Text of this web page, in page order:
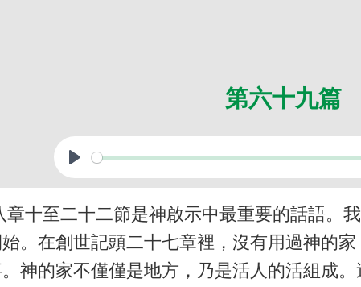
第六十九篇
章十至二十二節是神啟示中最重要的話語。
。在創世記頭二十七章裡，沒有用過神的
神的家不僅僅是地方，乃是活人的活組成